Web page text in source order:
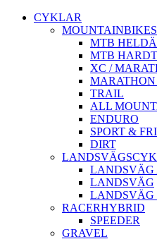
CYKLAR
MOUNTAINBIKES
MTB
MTB
XC /
TRAIL
ALL
ENDURO
SPORT &
DIRT
LANDSVÄG
LANDSVÄG
LANDSVÄG
RACERHYBRID
SPEEDER
GRAVEL